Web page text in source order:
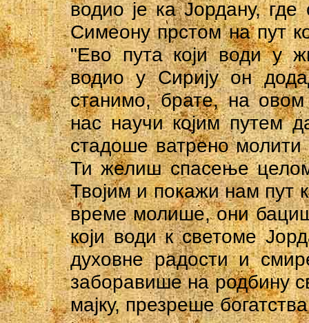
водио је ка Јордану,
Симеону прстом на пут
"Ево пута који води у
водио у Сирију он
станимо, брате, на
нас научи којим путем
стадоше ватрено
Ти желиш спасење
Твојим и покажи нам пут
време молише, они
који води к светоме
духовне радости и
заборавише на родбину
мајку, презреше